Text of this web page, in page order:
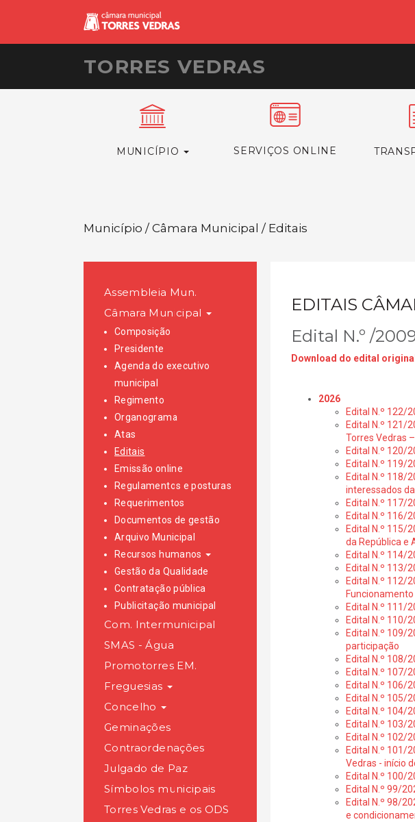
TORRES VEDRAS
MUNICÍPIO SERVIÇOS ONLINE
Município / Câmara Municipal / Editais
Assembleia Mun.
Câmara Municipal
Composição
Presidente
Agenda do executivo
municipal
Regimento
Organograma
Atas
Editais
Emissão online
Regulamentos e posturas
Requerimentos
Documentos de gestão
Arquivo Municipal
Recursos humanos
Gestão da Qualidade
Contratação pública
Publicitação municipal
Com. Intermunicipal
SMAS - Água
Promotorres EM.
Freguesias
Concelho
Geminações
Contraordenações
Julgado de Paz
Símbolos municipais
Torres Vedras e os ODS
EDITAIS
Edital N.º /
Download do edital original
2026
Edital N.º 122/
Edital N.º 121/
Torres Vedras
Edital N.º 120/
Edital N.º 119/
Edital N.º 118/
interessados
Edital N.º 117/
Edital N.º 116/
Edital N.º 115/
da República e
Edital N.º 114/
Edital N.º 113/
Edital N.º 112/
Edital N.º 111/
Edital N.º 110/
Edital N.º 109/
participação
Edital N.º 108/
Edital N.º 107/
Edital N.º 106/
Edital N.º 105/
Edital N.º 104/
Edital N.º 103/
Edital N.º 102/
Edital N.º 101/
Vedras - início
Edital N.º 100/
Edital N.º 99/
Edital N.º 98/
e